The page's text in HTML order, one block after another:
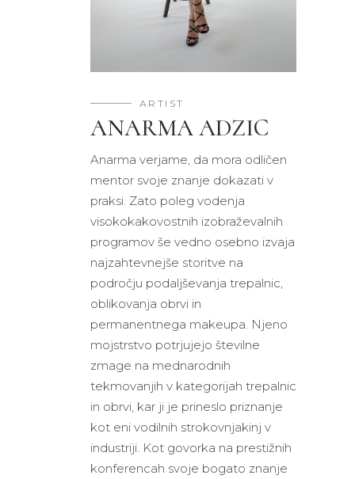
ARTIST
ANARMA ADZIC
Anarma verjame, da mora odličen
mentor svoje znanje dokazati v
praksi. Zato poleg vodenja
visokokakovostnih izobraževalnih
programov še vedno osebno izvaja
najzahtevnejše storitve na
področju podaljševanja trepalnic,
oblikovanja obrvi in
permanentnega makeupa. Njeno
mojstrstvo potrjujejo številne
zmage na mednarodnih
tekmovanjih v kategorijah trepalnic
in obrvi, kar ji je prineslo priznanje
kot eni vodilnih strokovnjakinj v
industriji. Kot govorka na prestižnih
konferencah svoje bogato znanje